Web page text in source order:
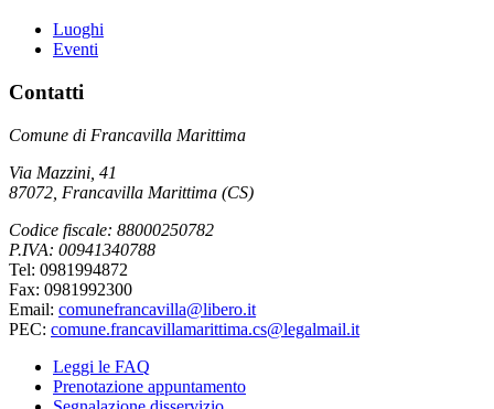
Luoghi
Eventi
Contatti
Comune di Francavilla Marittima
Via Mazzini, 41
87072, Francavilla Marittima (CS)
Codice fiscale: 88000250782
P.IVA: 00941340788
Tel: 0981994872
Fax: 0981992300
Email: comunefrancavilla@libero.it
PEC: comune.francavillamarittima.cs@legalmail.it
Leggi le FAQ
Prenotazione appuntamento